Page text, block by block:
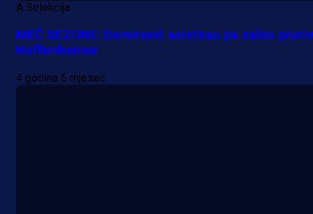
A Selekcija
MEČ SEZONE: Demirović asistirao pa zabio protiv
Hoffenheima!
4 godina 6 mjesec